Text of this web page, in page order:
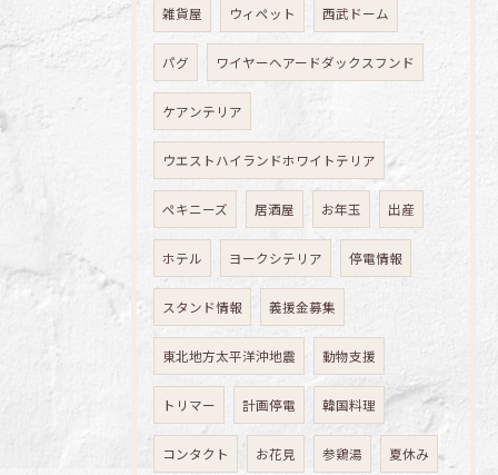
雑貨屋 ウィペット 西武ドーム
パグ ワイヤーヘアードダックスフンド
ケアンテリア
ウエストハイランドホワイトテリア
ペキニーズ 居酒屋 お年玉 出産
ホテル ヨークシテリア 停電情報
スタンド情報 義援金募集
東北地方太平洋沖地震 動物支援
トリマー 計画停電 韓国料理
コンタクト お花見 参鶏湯 夏休み